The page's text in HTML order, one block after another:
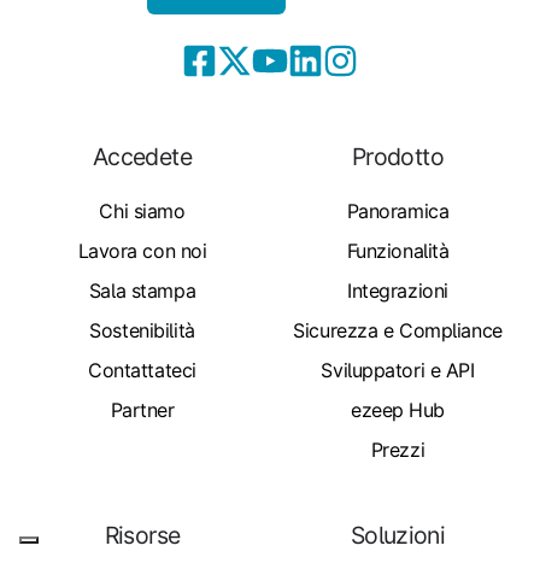
Accedete
Chi siamo
Lavora con noi
Sala stampa
Sostenibilità
Contattateci
Partner
Prodotto
Panoramica
Funzionalità
Integrazioni
Sicurezza e Compliance
Sviluppatori e API
ezeep Hub
Prezzi
Risorse Soluzioni